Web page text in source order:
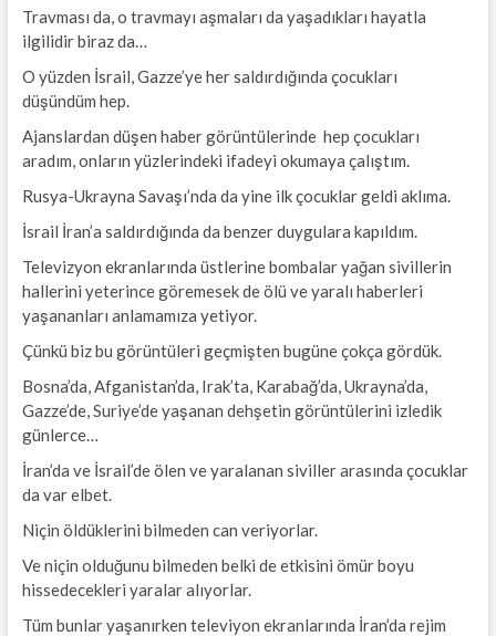
Travması da, o travmayı aşmaları da yaşadıkları hayatla
ilgilidir biraz da…
O yüzden İsrail, Gazze’ye her saldırdığında çocukları
düşündüm hep.
Ajanslardan düşen haber görüntülerinde hep çocukları
aradım, onların yüzlerindeki ifadeyi okumaya çalıştım.
Rusya-Ukrayna Savaşı’nda da yine ilk çocuklar geldi aklıma.
İsrail İran’a saldırdığında da benzer duygulara kapıldım.
Televizyon ekranlarında üstlerine bombalar yağan sivillerin
hallerini yeterince göremesek de ölü ve yaralı haberleri
yaşananları anlamamıza yetiyor.
Çünkü biz bu görüntüleri geçmişten bugüne çokça gördük.
Bosna’da, Afganistan’da, Irak’ta, Karabağ’da, Ukrayna’da,
Gazze’de, Suriye’de yaşanan dehşetin görüntülerini izledik
günlerce…
İran’da ve İsrail’de ölen ve yaralanan siviller arasında çocuklar
da var elbet.
Niçin öldüklerini bilmeden can veriyorlar.
Ve niçin olduğunu bilmeden belki de etkisini ömür boyu
hissedecekleri yaralar alıyorlar.
Tüm bunlar yaşanırken televiyon ekranlarında İran’da rejim